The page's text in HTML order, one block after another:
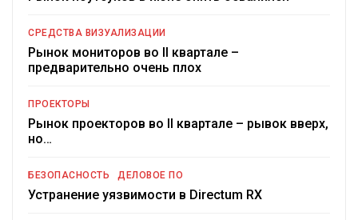
СРЕДСТВА ВИЗУАЛИЗАЦИИ
Рынок мониторов во II квартале –
предварительно очень плох
ПРОЕКТОРЫ
Рынок проекторов во II квартале – рывок вверх,
но…
БЕЗОПАСНОСТЬ ДЕЛОВОЕ ПО
Устранение уязвимости в Directum RX